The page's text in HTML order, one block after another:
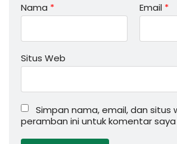
Nama * Email *
Situs Web
Simpan nama, email, dan situs
peramban ini untuk komentar